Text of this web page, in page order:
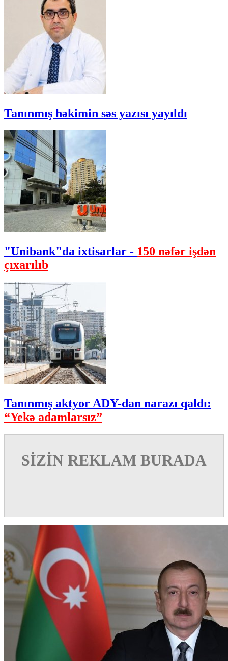
Tanınmış həkimin səs yazısı yayıldı
"Unibank"da ixtisarlar - 150 nəfər işdən
çıxarılıb
Tanınmış aktyor ADY-dan narazı qaldı:
“Yekə adamlarsız”
SİZİN REKLAM BURADA